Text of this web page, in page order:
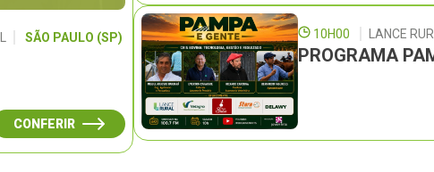
SÃO PAULO (SP)
CONFERIR
10H00 LANCE
PROGRAMA